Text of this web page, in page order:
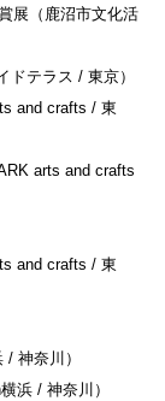
展（鹿沼市文化活
テラス / 東京）
and crafts / 東
arts and crafts
and crafts / 東
神奈川）
浜 / 神奈川）